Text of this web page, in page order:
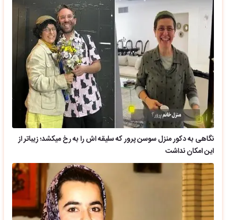
نگاهی به دکور منزل سوسن پرور که سلیقه اش را به رخ میکشد؛ زیباتر از
این امکان نداشت